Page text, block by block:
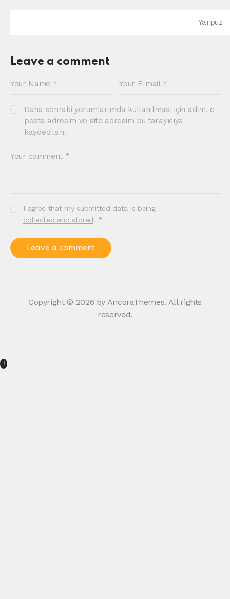
Yarpuz
Leave a comment
Daha sonraki yorumlarımda kullanılması için adım, e-
posta adresim ve site adresim bu tarayıcıya
kaydedilsin.
I agree that my submitted data is being
collected and stored. *
Copyright © 2026 by AncoraThemes. All rights
reserved.